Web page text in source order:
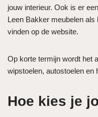
jouw interieur. Ook is er
Leen Bakker meubelen
vinden op de website.
Op korte termijn wordt het
wipstoelen, autostoelen en
Hoe kies je